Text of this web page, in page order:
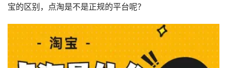
宝的区别，点淘是不是正规的平台呢？